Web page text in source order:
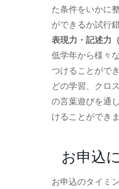
た条件をいかに
ができるか試行
表現力・記述力（
低学年から様々
つけることがで
どの学習、クロ
の言葉遊びを通
けることができま
お申込
お申込のタイミ